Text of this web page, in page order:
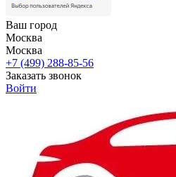
Ваш город
Москва
Москва
+7 (499) 288-85-56
Заказать звонок
Войти